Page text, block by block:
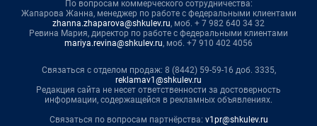
По вопросам коммерческого сотрудничества:
Жапарова Жанна, менеджер по работе с федеральными клиентами
zhanna.zhaparova@shkulev.ru, моб. + 7 982 640 34 32
Ревина Мария, директор по работе с федеральными клиентами
mariya.revina@shkulev.ru, моб. +7 910 402 4056
Связаться с отделом продаж: 8 (8442) 59-59-16 доб. 3335,
reklamav1@shkulev.ru
Редакция сайта не несет ответственности за достоверность
информации, содержащейся в рекламных объявлениях.
Связаться по вопросам партнёрства: v1pr@shkulev.ru